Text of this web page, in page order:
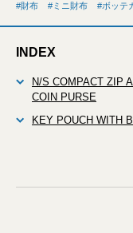
財布 ミニ財布 ボッテ
INDEX
N/S COMPACT ZIP
COIN PURSE
KEY POUCH WITH